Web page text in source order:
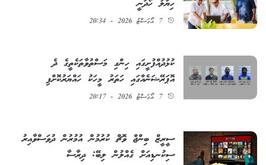
ހިޔާލު ހޯދަނީ
7 އޯގަސްޓު 2026 - 20:34
ކުޅުދުއްފުށީގައި ހިންގި މަސްތުވާތަކެތީގެ ދެ
އޮޕަރޭޝަނެއްގައި ހަތަރު މީހަކު ހައްޔަރުކޮށްފި
7 އޯގަސްޓު 2026 - 20:17
ސީރީޒް ބިންޖް ވޮޗް ކުރުމުން އުމުރުން ދުވަސްވާއިރު
ސިކުނޑިއަށް ގެއްލުން ލިބޭ: ދިރާސާ